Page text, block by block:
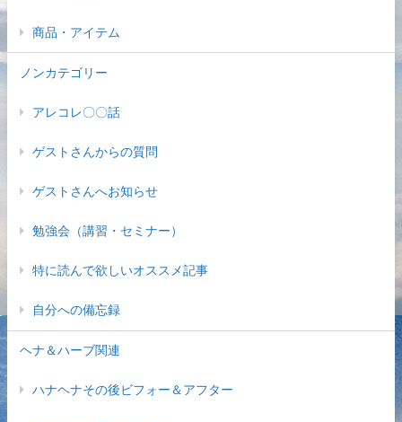
商品・アイテム
ノンカテゴリー
アレコレ〇〇話
ゲストさんからの質問
ゲストさんへお知らせ
勉強会（講習・セミナー）
特に読んで欲しいオススメ記事
自分への備忘録
ヘナ＆ハーブ関連
ハナヘナその後ビフォー＆アフター